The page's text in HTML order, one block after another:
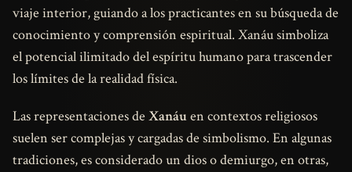
viaje interior, guiando a los practicantes en su búsqueda de
conocimiento y comprensión espiritual. Xanáu simboliza
el potencial ilimitado del espíritu humano para trascender
los límites de la realidad física.
Las representaciones de Xanáuen contextos religiosos
suelen ser complejas y cargadas de simbolismo. En algunas
tradiciones, es considerado un dios o demiurgo, en otras,